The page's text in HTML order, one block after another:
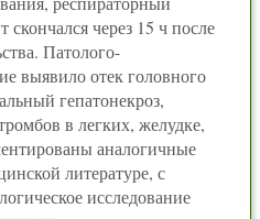
через 15 ч после
Патолого-
выявило отек головного
гепатонекроз,
в легких, желудке,
аналогичные
литературе, с
исследование